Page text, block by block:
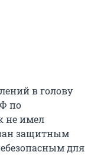
в голову
по
не имел
защитным
для